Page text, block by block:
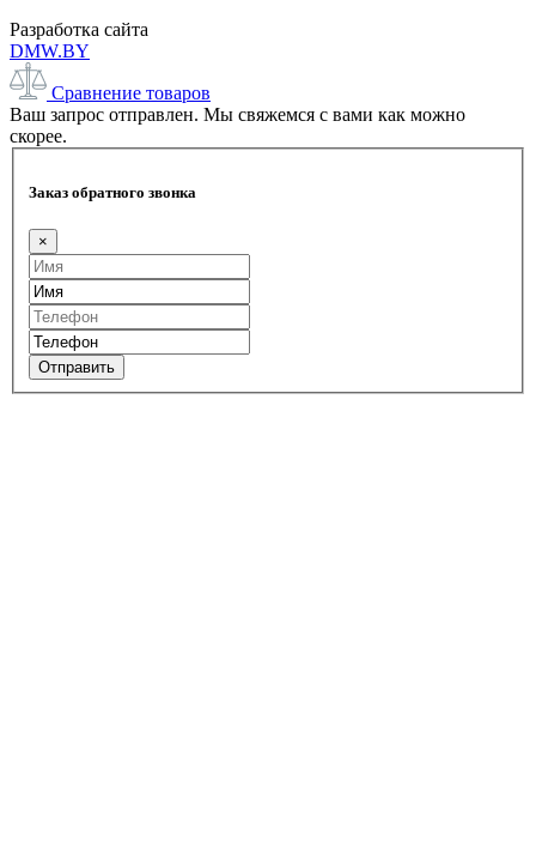
Разработка сайта
DMW.BY
Сравнение товаров
Ваш запрос отправлен. Мы свяжемся с вами как можно
скорее.
Заказ обратного звонка
×
Отправить